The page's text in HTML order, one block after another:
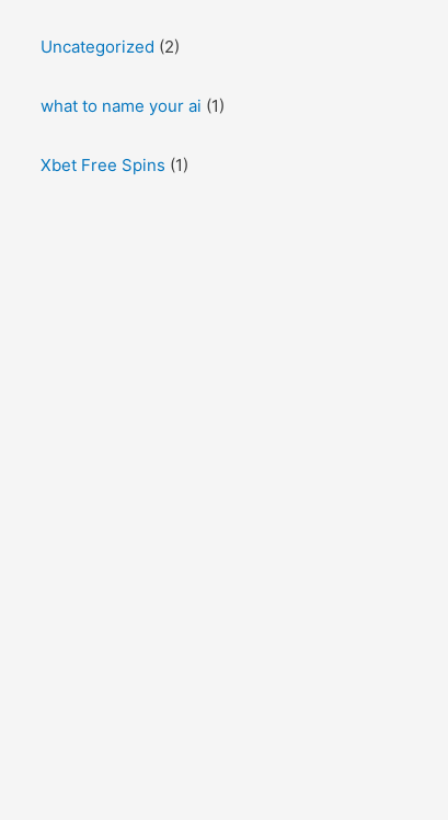
Uncategorized (2)
what to name your ai (1)
Xbet Free Spins (1)